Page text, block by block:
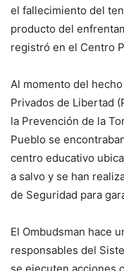
el fallecimiento del
producto del
registró en el Centro
Al momento del
Privados de Libertad
la Prevención de la
Pueblo se
centro educativo
a salvo y se han
de Seguridad para
El Ombudsman hace
responsables del